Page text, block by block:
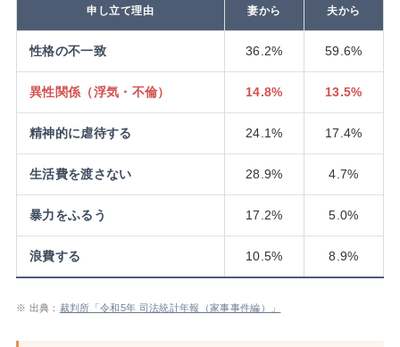
申し立て理由 妻から 夫から
性格の不一致 36.2% 59.6%
異性関係（浮気・不倫） 14.8% 13.5%
精神的に虐待する 24.1% 17.4%
生活費を渡さない 28.9% 4.7%
暴力をふるう 17.2% 5.0%
浪費する 10.5% 8.9%
※ 出典： 裁判所「令和5年 司法統計年報（家事事件編）」